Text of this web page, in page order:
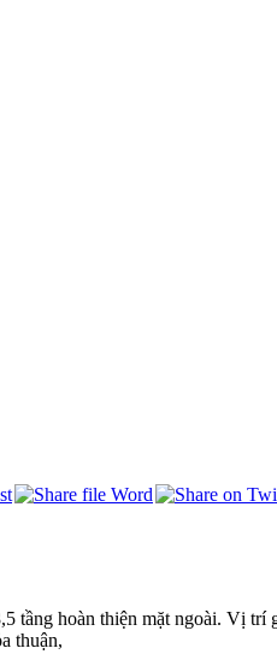
tầng hoàn thiện mặt ngoài. Vị trí
thuận,